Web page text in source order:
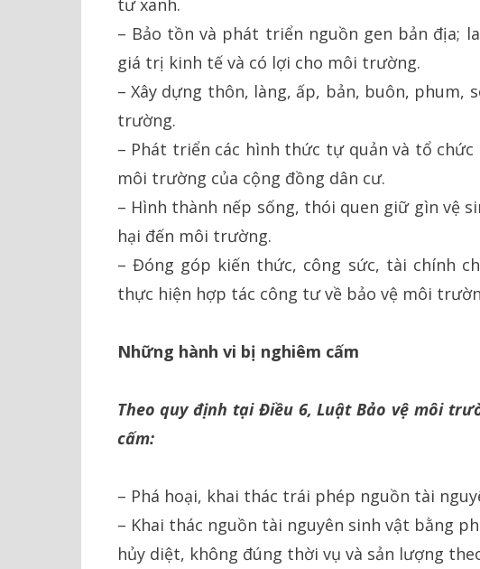
tư xanh.
– Bảo tồn và phát triển nguồn gen bản địa;
giá trị kinh tế và có lợi cho môi trường.
– Xây dựng thôn, làng, ấp, bản, buôn, phum,
trường.
– Phát triển các hình thức tự quản và tổ
môi trường của cộng đồng dân cư.
– Hình thành nếp sống, thói quen giữ gìn vệ
hại đến môi trường.
– Đóng góp kiến thức, công sức, tài chính
thực hiện hợp tác công tư về bảo vệ môi
Những hành vi bị nghiêm cấm
Theo quy định tại Điều 6, Luật Bảo vệ môi
cấm:
– Phá hoại, khai thác trái phép nguồn tài
– Khai thác nguồn tài nguyên sinh vật bằng
hủy diệt, không đúng thời vụ và sản lượng